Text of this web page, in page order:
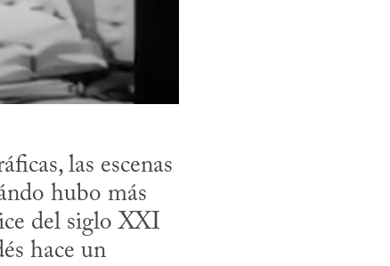
las escenas
hubo más
del siglo XXI
hace un